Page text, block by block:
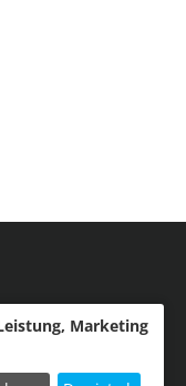
Marketing